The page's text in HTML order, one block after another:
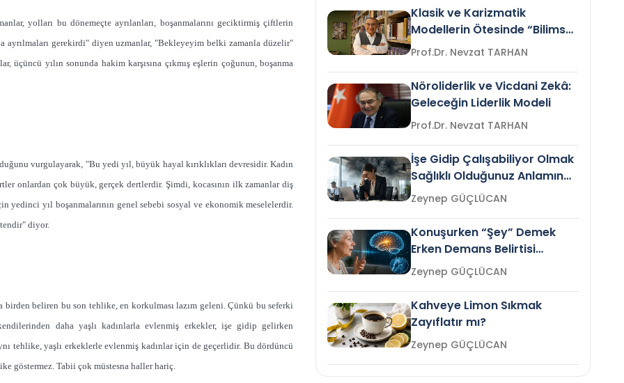
yolları bu dönemeçte ayrılanları, boşanmalarını geciktirmiş çiftlerin
gerekirdi" diyen uzmanlar, "Bekleyeyim belki zamanla düzelir"
yılın sonunda hakim karşısına çıkmış eşlerin çoğunun, boşanma
vurgulayarak, "Bu yedi yıl, büyük hayal kırıklıkları devresidir. Kadın
onlardan çok büyük, gerçek dertlerdir. Şimdi, kocasının ilk zamanlar diş
yedinci yıl boşanmalarının genel sebebi sosyal ve ekonomik meselelerdir.
diyor.
beliren bu son tehlike, en korkulması lazım geleni. Çünkü bu seferki
daha yaşlı kadınlarla evlenmiş erkekler, işe gidip gelirken
tehlike, yaşlı erkeklerle evlenmiş kadınlar için de geçerlidir. Bu dördüncü
göstermez. Tabii çok müstesna haller hariç.
Klasik ve Karizmatik
Modellerin Ötesinde “Bilimsel
Liderlik”
Prof.Dr. Nevzat TARHAN
Nöroliderlik ve Vicdani Zekâ:
Geleceğin Liderlik Modeli
Prof.Dr. Nevzat TARHAN
İşe Gidip Çalışabiliyor Olmak
Sağlıklı Olduğunuz Anlamına
Gelir mi?Zeynep GÜÇLÜCAN
Konuşurken “Şey” Demek
Erken Demans Belirtisi
Olabilir mi?Zeynep GÜÇLÜCAN
Kahveye Limon Sıkmak
Zayıflatır mı?
Zeynep GÜÇLÜCAN